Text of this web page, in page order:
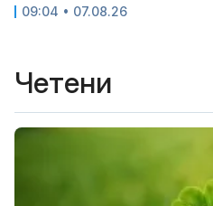
09:04 • 07.08.26
Четени